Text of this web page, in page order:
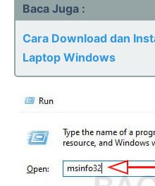
Baca Juga :
Cara Download dan
Laptop Windows